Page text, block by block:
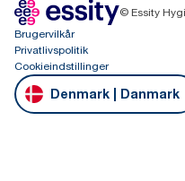
© Essity
Brugervilkår
Privatlivspolitik
Cookieindstillinger
Denmark | Danmark